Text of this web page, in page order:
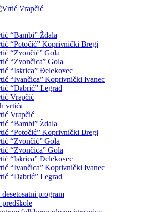
“Bambi” Ždala
“Potočić” Koprivnički Bregi
“Zvončić” Gola
“Zvončica” Gola
“Iskrica” Đelekovec
“Ivančica” Koprivnički Ivanec
“Dabrić” Legrad
Vrapčić
vrtića
Vrapčić
“Bambi” Ždala
“Potočić” Koprivnički Bregi
“Zvončić” Gola
“Zvončica” Gola
“Iskrica” Đelekovec
“Ivančica” Koprivnički Ivanec
“Dabrić” Legrad
program
predškole